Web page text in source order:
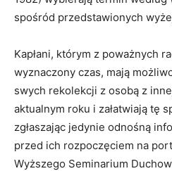
spośród przedstawionych
Kapłani, którym z poważnych
wyznaczony czas, mają
swych rekolekcji z osobą z
aktualnym roku i załatwiają tę
zgłaszając jedynie odnośną
przed ich rozpoczęciem na
Wyższego Seminarium